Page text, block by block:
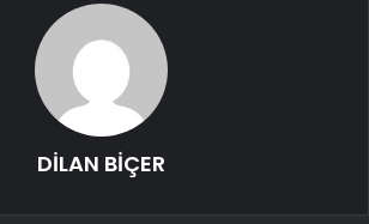
DİLAN BİÇER